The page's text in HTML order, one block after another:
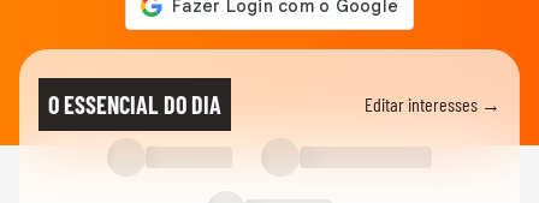
O ESSENCIAL DO DIA Editar interesses →